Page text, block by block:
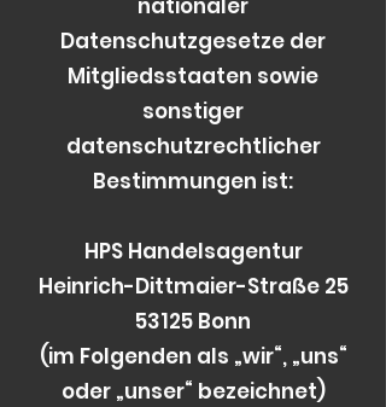
nationaler
Datenschutzgesetze der
Mitgliedsstaaten sowie
sonstiger
datenschutzrechtlicher
Bestimmungen ist:
HPS Handelsagentur
Heinrich-Dittmaier-Straße 25
53125 Bonn
(im Folgenden als „wir“, „uns“
oder „unser“ bezeichnet)